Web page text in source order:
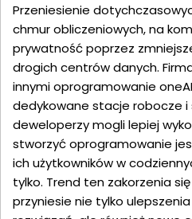
Przeniesienie
chmur obliczeniowych, na
prywatność poprzez
drogich centrów danych.
innymi oprogramowanie
dedykowane stacje robocze i
deweloperzy mogli lepiej
stworzyć oprogramowanie
ich użytkowników w
tylko. Trend ten zakorzenia
przyniesie nie tylko